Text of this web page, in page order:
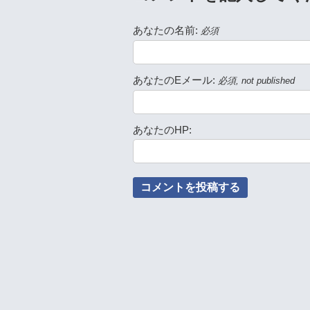
あなたの名前: 必須
あなたのEメール: 必須, not published
あなたのHP: